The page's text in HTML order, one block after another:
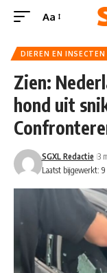
Aa
DIEREN EN INSECTEN
Zien:
hond uit
Laatst bijgewerkt:
SGXL Redactie 3